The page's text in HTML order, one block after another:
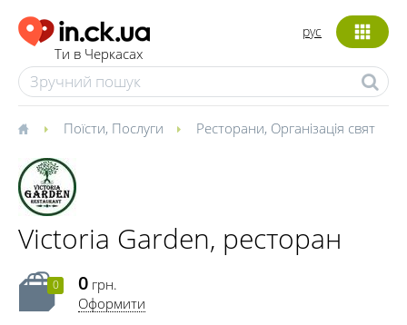
Ти в Черкасах
рус
Поїсти, Послуги Ресторани, Організація свят
Victoria Garden, ресторан
0 0 грн.
Оформити